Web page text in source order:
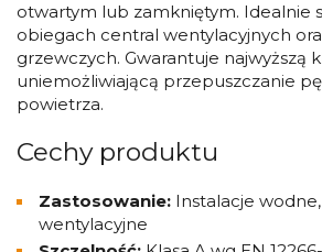
otwartym lub zamkniętym. Idealnie
obiegach central wentylacyjnych
grzewczych. Gwarantuje najwyższą
uniemożliwiającą przepuszczanie
powietrza.
Cechy produktu
Zastosowanie: Instalacje
wentylacyjne